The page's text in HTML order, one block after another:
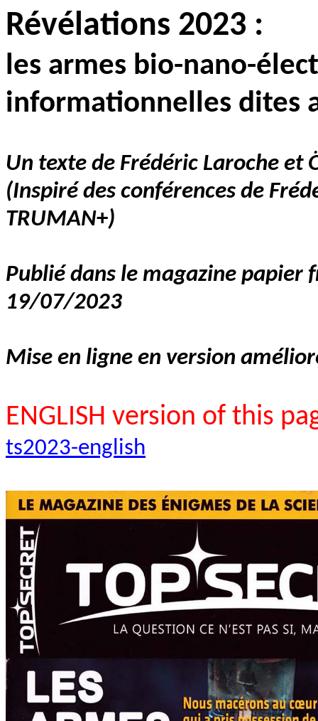
Révélations 2023 :
les armes bio-nano-
informationnelles dites
Un texte de Frédéric Laroche et
(Inspiré des conférences de
TRUMAN+)
Publié dans le magazine papier
19/07/2023
Mise en ligne en version
ENGLISH version of this
ts2023-english